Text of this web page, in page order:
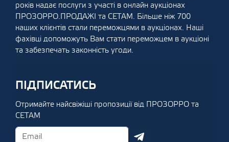
років надає послуги з участі в онлайн аукціонах
ПРОЗОРРО.ПРОДАЖІ та СЕТАМ. Більше ніж 700
наших клієнтів стали переможцями в аукціонах. Наші
фахівці допоможуть Вам стати переможцем в аукціоні
та забезпечать законність угоди.
ПІДПИСАТИСЬ
Отримайте найсвіжіші пропозиції від ПРОЗОРРО та
СЕТАМ